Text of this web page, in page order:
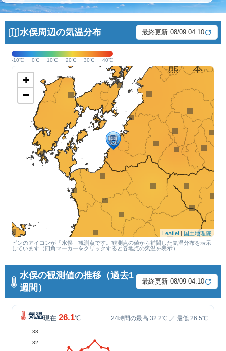
水俣周辺の気温分布 最終更新 08/09 04:10
-10℃ 0℃ 10℃ 20℃ 30℃ 40℃
+
−
Leaflet |国土地理院
ピンのアイコンが「水俣」観測点です。観測点の値から補間した気温分布を表示
しています（四角マーカーをクリックすると各地点の気温を表示）
水俣の観測値の推移（過去1
週間）
最終更新 08/09 04:10
気温現在 26.1℃ 24時間の最高 32.2℃ ／ 最低 26.5℃